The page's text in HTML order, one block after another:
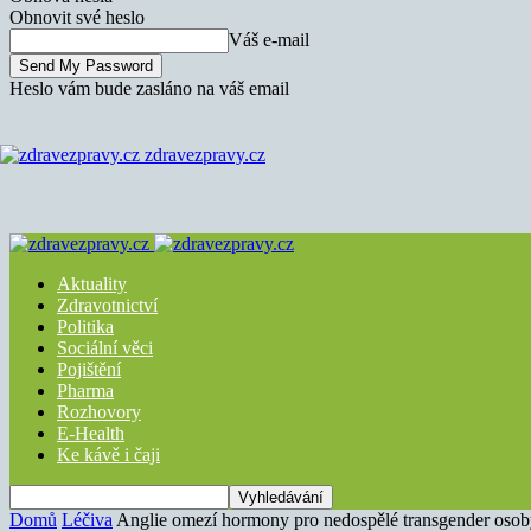
Obnovit své heslo
Váš e-mail
Heslo vám bude zasláno na váš email
zdravezpravy.cz
Aktuality
Zdravotnictví
Politika
Sociální věci
Pojištění
Pharma
Rozhovory
E-Health
Ke kávě i čaji
Domů Léčiva Anglie omezí hormony pro nedospělé transgender